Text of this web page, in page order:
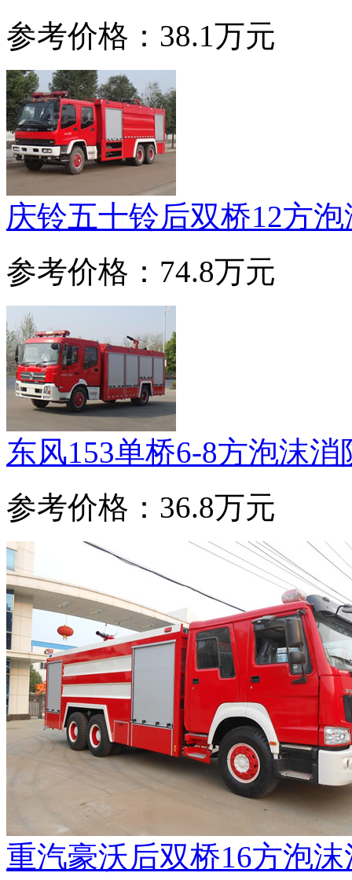
参考价格：38.1万元
庆铃五十铃后双桥12方
参考价格：74.8万元
东风153单桥6-8方泡沫消
参考价格：36.8万元
重汽豪沃后双桥16方泡